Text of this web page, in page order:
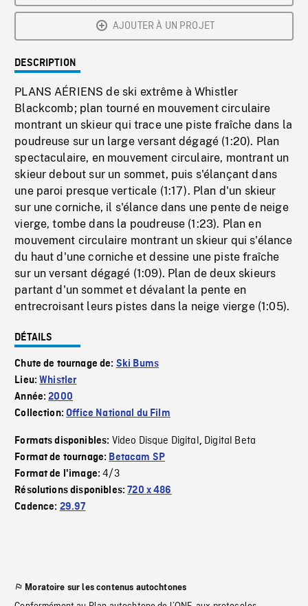
AJOUTER À UN PROJET
DESCRIPTION
PLANS AÉRIENS de ski extrême à Whistler
Blackcomb; plan tourné en mouvement circulaire
montrant un skieur qui trace une piste fraîche dans la
poudreuse sur un large versant dégagé (1:20). Plan
spectaculaire, en mouvement circulaire, montrant un
skieur debout sur un sommet, puis s'élançant dans
une paroi presque verticale (1:17). Plan d'un skieur
sur une corniche, il s'élance dans une pente de neige
vierge, tombe dans la poudreuse (1:23). Plan en
mouvement circulaire montrant un skieur qui s'élance
du haut d'une corniche et dessine une piste fraîche
sur un versant dégagé (1:09). Plan de deux skieurs
partant d'un sommet et dévalant la pente en
entrecroisant leurs pistes dans la neige vierge (1:05).
DÉTAILS
Chute de tournage de: Ski Bums
Lieu:Whistler
Année:2000
Collection:Office National du Film
Formats disponibles: Video Disque Digital, Digital Beta
Format de tournage: Betacam SP
Format de l'image:4/3
Résolutions disponibles:720 x 486
Cadence: 29.97
Moratoire sur les contenus autochtones